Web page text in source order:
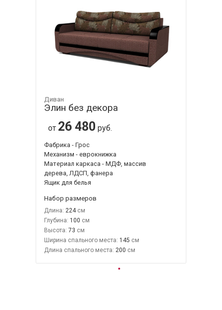
Диван
Элин без декора
от 26 480 руб.
Фабрика - Грос
Механизм - еврокнижка
Материал каркаса - МДФ, массив
дерева, ЛДСП, фанера
Ящик для белья
Набор размеров
Длина: 224
Глубина: 100
Высота: 73
Ширина спального места: 145
Длина спального места: 200